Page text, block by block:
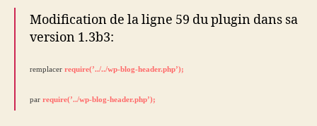
Modification de la ligne 59 du plugin dans sa
version 1.3b3:
remplacer require(’../../wp-blog-header.php’);
par require(’../wp-blog-header.php’);